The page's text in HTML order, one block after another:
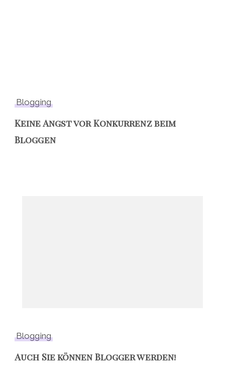
Blogging
Keine Angst vor Konkurrenz beim
Bloggen
Blogging
Auch Sie können Blogger werden!